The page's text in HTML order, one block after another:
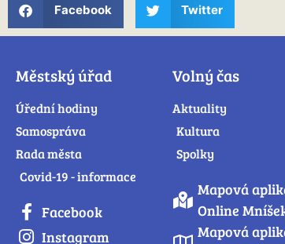
Facebook Twitter
Městský úřad
Úřední hodiny
Samospráva
Rada města
Covid-19 - informace
Facebook
Instagram
Volný čas
Aktuality
Kultura
Spolky
Mapová
Online
Mapová